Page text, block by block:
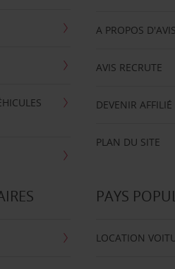
A PROPOS D'AVIS
AVIS RECRUTE
DEVENIR AFFILIÉ
PLAN DU SITE
PAYS
LOCATION